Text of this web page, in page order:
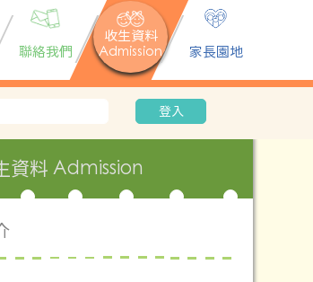
聯絡我們
收生資料
Admission
家長園地
登入
資料 Admission